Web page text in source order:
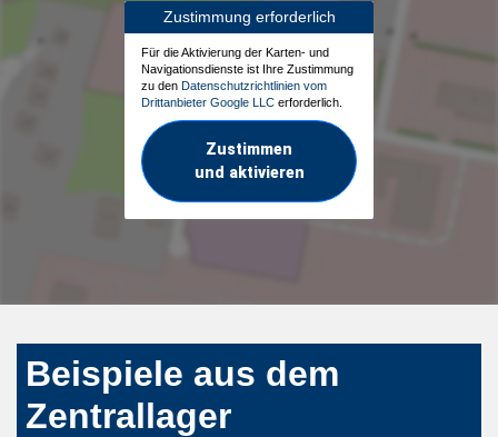
Zustimmung erforderlich
Für die Aktivierung der Karten- und
Navigationsdienste ist Ihre Zustimmung
zu den Datenschutzrichtlinien vom
Drittanbieter Google LLC erforderlich.
Zustimmen
und aktivieren
Beispiele aus dem
Zentrallager